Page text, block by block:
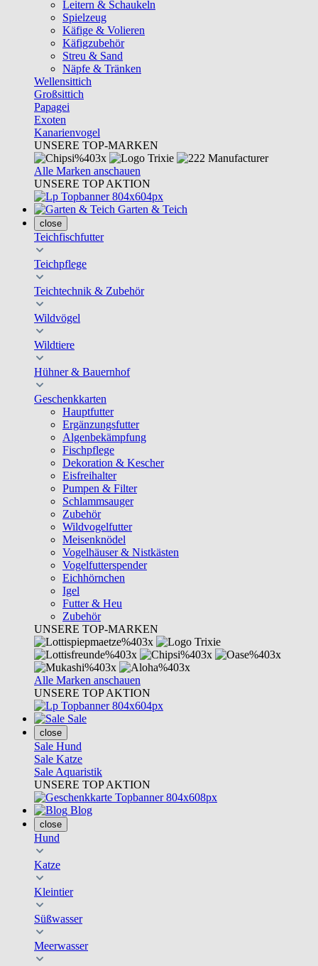
Leitern & Schaukeln
Spielzeug
Käfige & Volieren
Käfigzubehör
Streu & Sand
Näpfe & Tränken
Wellensittich
Großsittich
Papagei
Exoten
Kanarienvogel
UNSERE TOP-MARKEN
Alle Marken anschauen
UNSERE TOP AKTION
Garten & Teich
close
Teichfischfutter
Teichpflege
Teichtechnik & Zubehör
Wildvögel
Wildtiere
Hühner & Bauernhof
Geschenkkarten
Hauptfutter
Ergänzungsfutter
Algenbekämpfung
Fischpflege
Dekoration & Kescher
Eisfreihalter
Pumpen & Filter
Schlammsauger
Zubehör
Wildvogelfutter
Meisenknödel
Vogelhäuser & Nistkästen
Vogelfutterspender
Eichhörnchen
Igel
Futter & Heu
Zubehör
UNSERE TOP-MARKEN
Alle Marken anschauen
UNSERE TOP AKTION
Sale
close
Sale Hund
Sale Katze
Sale Aquaristik
UNSERE TOP AKTION
Blog
close
Hund
Katze
Kleintier
Süßwasser
Meerwasser